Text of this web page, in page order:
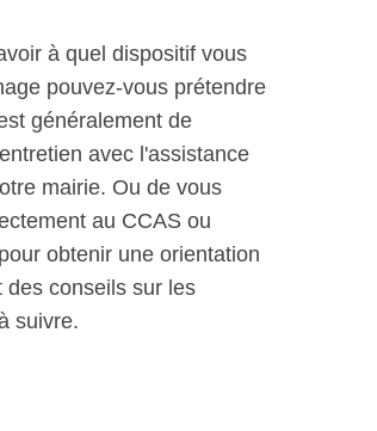
à quel dispositif vous
pouvez-vous prétendre
généralement de
avec l'assistance
mairie. Ou de vous
au CCAS ou
obtenir une orientation
des conseils sur les
suivre.